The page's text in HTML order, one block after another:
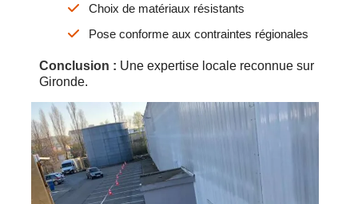
Choix de matériaux résistants
Pose conforme aux contraintes régionales
Conclusion : Une expertise locale reconnue sur
Gironde.